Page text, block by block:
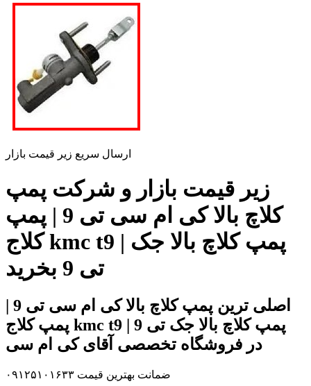
ارسال سریع زیر قیمت بازار
زیر قیمت بازار و شرکت پمپ
کلاچ بالا کی ام سی تی 9 | پمپ
کلاج kmc t9 | پمپ کلاچ بالا جک
تی 9 بخرید
پمپ کلاج kmc t9 | پمپ کلاچ بالا جک تی 9
در فروشگاه تخصصی آقای کی ام سی
ضمانت بهترین قیمت ۰۹۱۲۵۱۰۱۶۳۳